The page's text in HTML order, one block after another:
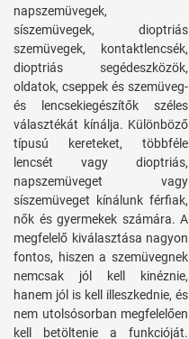
napszemüvegek,
síszemüvegek, dioptriás
szemüvegek, kontaktlencsék,
dioptriás segédeszközök,
oldatok, cseppek és szemüveg-
és lencsekiegészítők széles
választékát kínálja. Különböző
típusú kereteket, többféle
lencsét vagy dioptriás,
napszemüveget vagy
síszemüveget kínálunk férfiak,
nők és gyermekek számára. A
megfelelő kiválasztása nagyon
fontos, hiszen a szemüvegnek
nemcsak jól kell kinéznie,
hanem jól is kell illeszkednie, és
nem utolsósorban megfelelően
kell betöltenie a funkcióját.